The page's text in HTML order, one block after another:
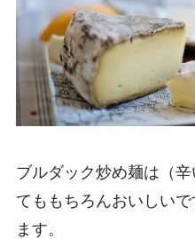
ブルダック炒め麺は（
てももちろんおいしい
ます。